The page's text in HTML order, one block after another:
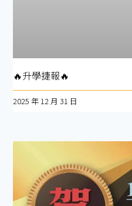
🔥升學捷報🔥
2025 年 12 月 31 日